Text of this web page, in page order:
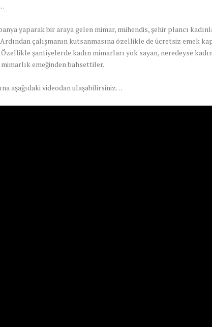
yaparak bir araya gelen mimar, mühendis, şehir plancı
çalışmanın kutsanmasına özellikle de ücretsiz emek
şantiyelerde kadın mimarları yok sayan, neredeyse
mimarlık emeğinden bahsettiler.
aşağıdaki videodan ulaşabilirsiniz…